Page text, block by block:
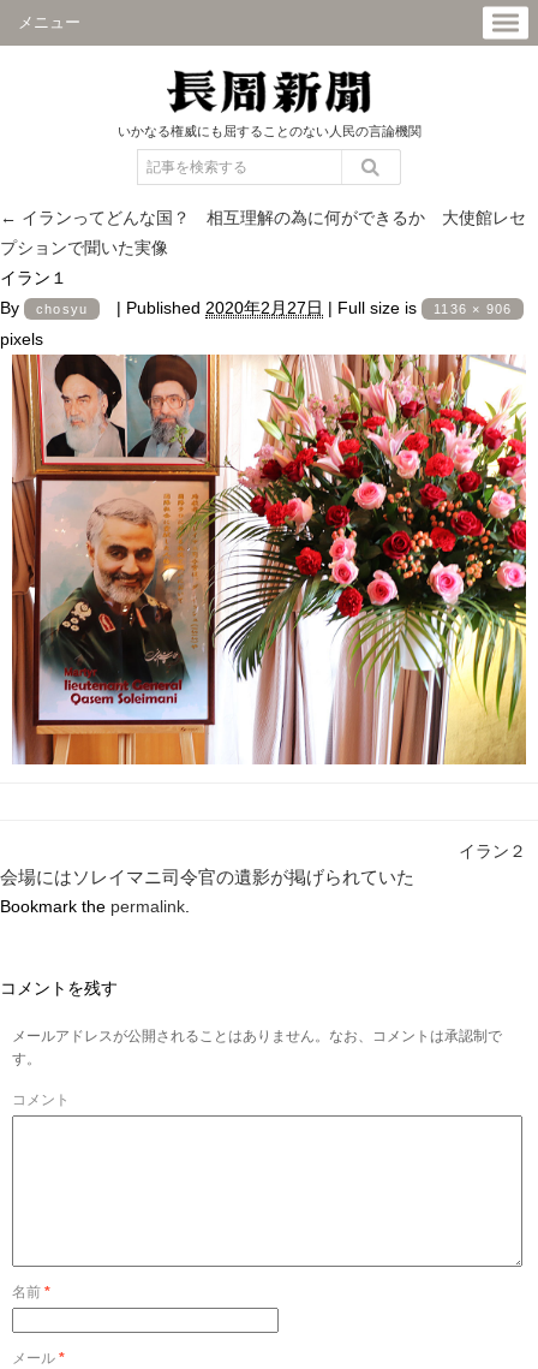
メニュー
いかなる権威にも屈することのない人民の言論機関
← イランってどんな国？ 相互理解の為に何ができるか 大使館レセ
プションで聞いた実像
イラン１
By
chosyu | Published 2020年2月27日 | Full size is 1136 × 906
pixels
イラン２
会場にはソレイマニ司令官の遺影が掲げられていた
Bookmark the permalink
コメントを残す
メールアドレスが公開されることはありません。なお、コメントは承認制で
す。
コメント
名前 *
メール *